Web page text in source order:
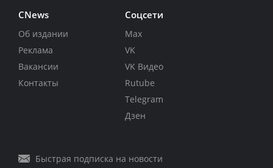
CNews
Об издании
Реклама
Вакансии
Контакты
Соцсети
Max
VK
VK Видео
Rutube
Telegram
Дзен
Быстрая подписка на новости